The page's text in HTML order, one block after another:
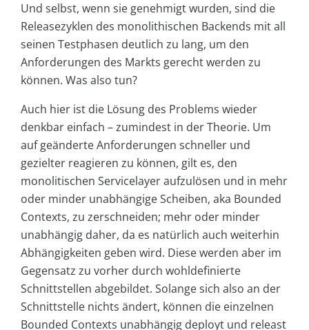
Und selbst, wenn sie genehmigt wurden, sind die
Releasezyklen des monolithischen Backends mit all
seinen Testphasen deutlich zu lang, um den
Anforderungen des Markts gerecht werden zu
können. Was also tun?
Auch hier ist die Lösung des Problems wieder
denkbar einfach – zumindest in der Theorie. Um
auf geänderte Anforderungen schneller und
gezielter reagieren zu können, gilt es, den
monolitischen Servicelayer aufzulösen und in mehr
oder minder unabhängige Scheiben, aka Bounded
Contexts, zu zerschneiden; mehr oder minder
unabhängig daher, da es natürlich auch weiterhin
Abhängigkeiten geben wird. Diese werden aber im
Gegensatz zu vorher durch wohldefinierte
Schnittstellen abgebildet. Solange sich also an der
Schnittstelle nichts ändert, können die einzelnen
Bounded Contexts unabhängig deployt und releast